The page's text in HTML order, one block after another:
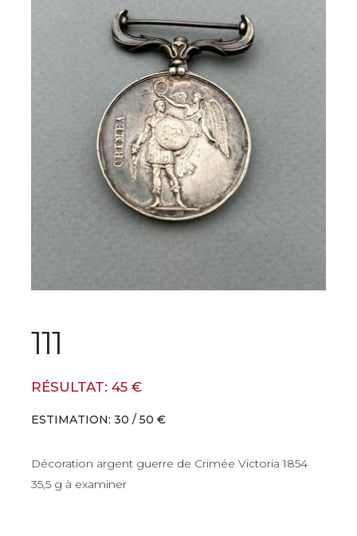
111
RÉSULTAT: 45 €
ESTIMATION: 30 / 50 €
Décoration argent guerre de Crimée Victoria 1854
35,5 g à examiner